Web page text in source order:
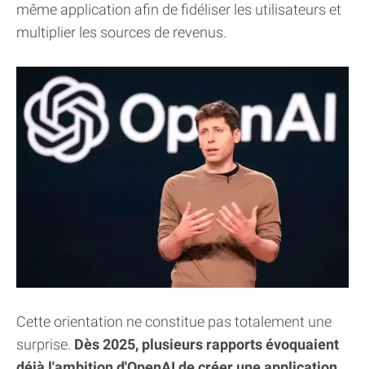
même application afin de fidéliser les utilisateurs et
multiplier les sources de revenus.
Cette orientation ne constitue pas totalement une
surprise. Dès 2025, plusieurs rapports évoquaient